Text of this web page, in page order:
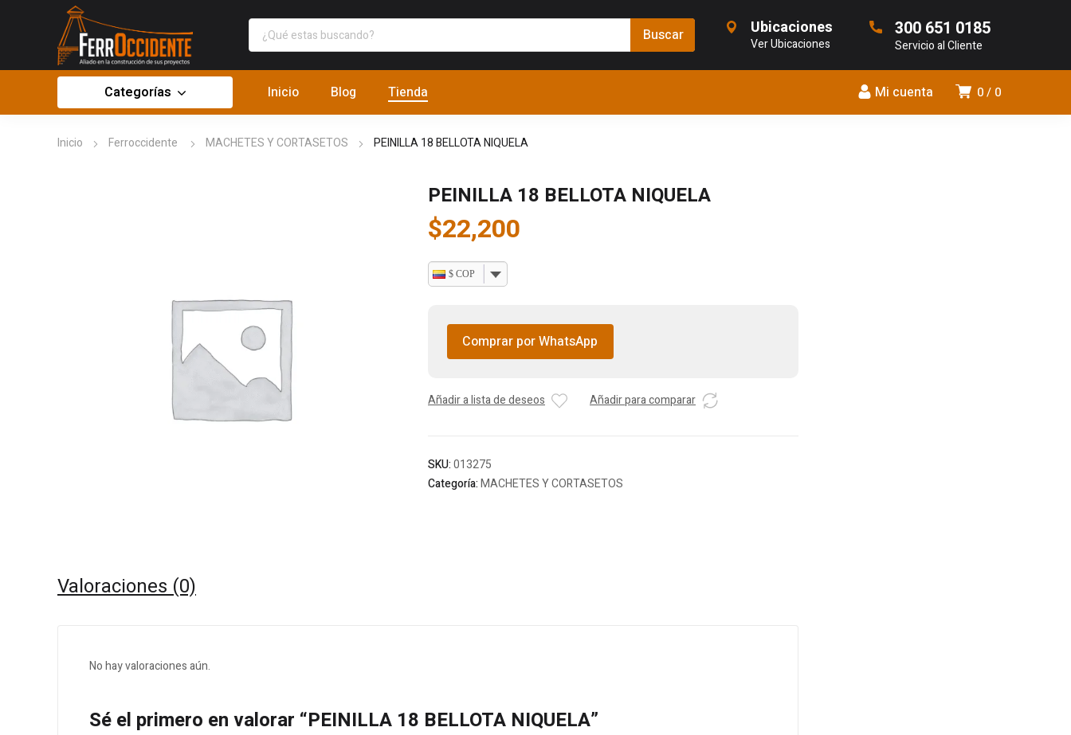
Ubicaciones
Ver Ubicaciones
300 651 0185
Servicio al Cliente
0 0
Mi cuenta
Categorías Inicio Blog Tienda
Inicio Ferroccidente MACHETES Y CORTASETOS PEINILLA 18 BELLOTA NIQUELA
PEINILLA 18 BELLOTA NIQUELA
$22,200
$ COP
Comprar por WhatsApp
Añadir a lista de deseos Añadir para comparar
SKU:013275
Categoría:MACHETES Y CORTASETOS
Valoraciones (0)
No hay valoraciones aún.
Sé el primero en valorar “PEINILLA 18 BELLOTA NIQUELA”